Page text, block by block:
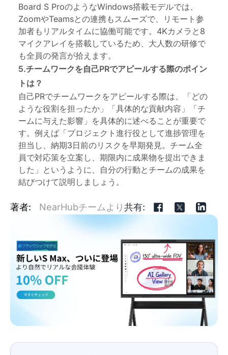
Board S ProのようなWindows搭載モデルでは、
ZoomやTeamsとの連携もスムーズで、リモート参
加者もリアルタイムに協働可能です。4Kカメラと8
マイクアレイを搭載しているため、大人数の研修で
も全員の発言が拾えます。
5.チームワークを自己PRでアピールする際のポイン
トは？
自己PRでチームワークをアピールする際は、「どの
ような役割を担ったか」「具体的な貢献内容」「チ
ームに与えた影響」を具体的に述べることが重要で
す。例えば「プロジェクト進行役として進捗管理を
担当し、納期3日前のリスクを早期発見。チーム全
員で対応策を立案し、期限内に成果物を提出できま
した」というように、自分の行動とチームの成果を
結びつけて説明しましょう。
著者: NearHubチームより共有: